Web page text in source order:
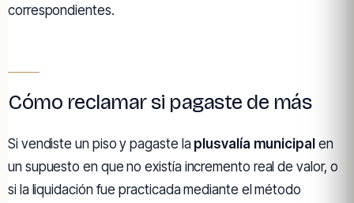
correspondientes.
Cómo reclamar si pagaste de más
Si vendiste un piso y pagaste la plusvalía municipalen
un supuesto en que no existía incremento real de valor, o
si la liquidación fue practicada mediante el método